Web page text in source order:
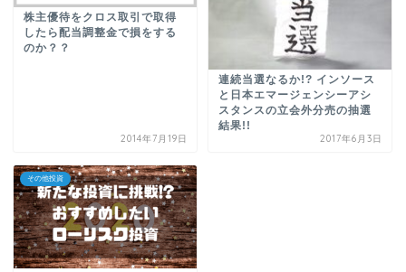
株主優待をクロス取引で取得
したら配当調整金で損をする
のか？？
2014年7月19日
連続当選なるか!? インソース
と日本エマージェンシーアシ
スタンスの立会外分売の抽選
結果!!
2017年6月3日
その他投資